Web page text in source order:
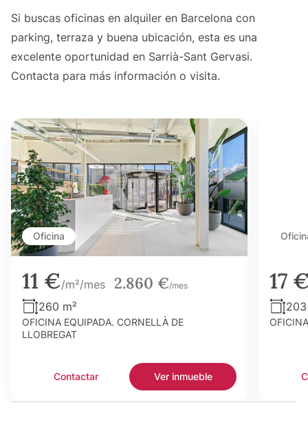
Si buscas oficinas en alquiler en Barcelona con
parking, terraza y buena ubicación, esta es una
excelente oportunidad en Sarrià-Sant Gervasi.
Contacta para más información o visita.
Oficina
11 €/m²/mes 2.860 €/mes
260 m²
OFICINA EQUIPADA. CORNELLÀ DE
LLOBREGAT
Contactar Ver inmueble
17